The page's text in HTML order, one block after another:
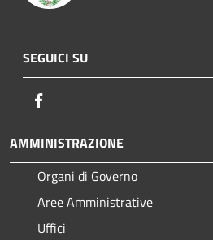
SEGUICI SU
AMMINISTRAZIONE
Organi di Governo
Aree Amministrative
Uffici